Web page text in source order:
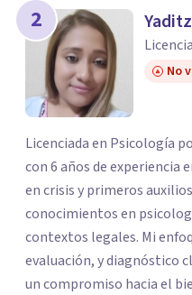
2
No
Licenciada en Psicología
con 6 años de experiencia
en crisis y primeros
conocimientos en
contextos legales. Mi
evaluación, y diagnóstico
un compromiso hacia el